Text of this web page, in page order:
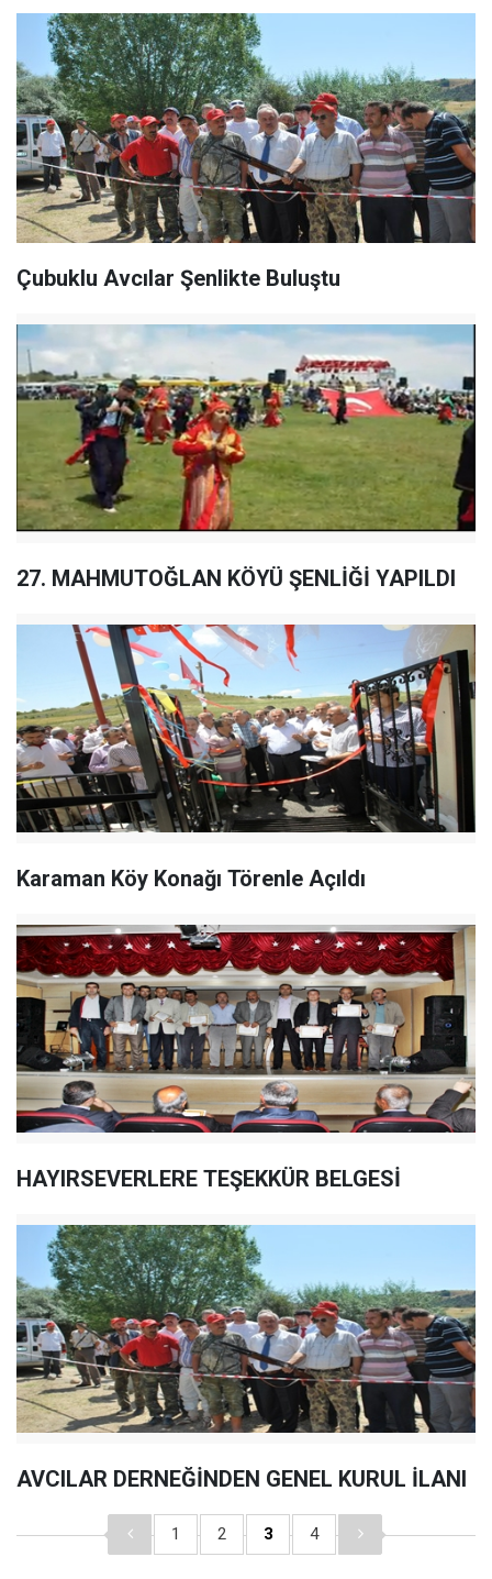
Çubuklu Avcılar Şenlikte Buluştu
27. MAHMUTOĞLAN KÖYÜ ŞENLİĞİ YAPILDI
Karaman Köy Konağı Törenle Açıldı
HAYIRSEVERLERE TEŞEKKÜR BELGESİ
AVCILAR DERNEĞİNDEN GENEL KURUL İLANI
1 2 3 4